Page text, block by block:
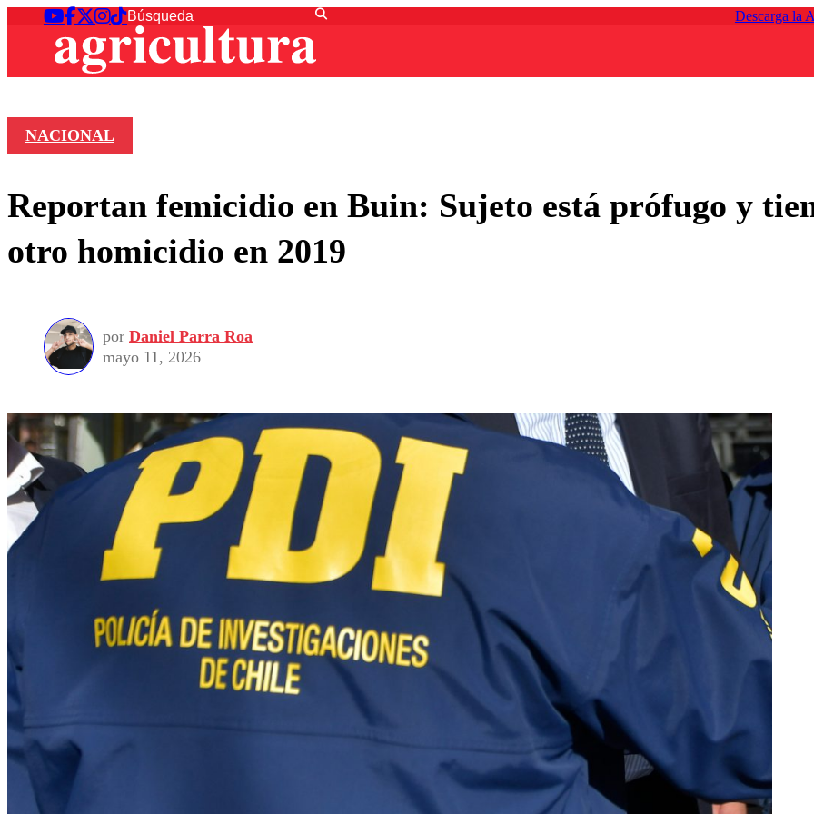
Descarga la
NACIONAL
Reportan femicidio en Buin: Sujeto está prófugo y
otro homicidio en 2019
por Daniel Parra Roa
mayo 11, 2026